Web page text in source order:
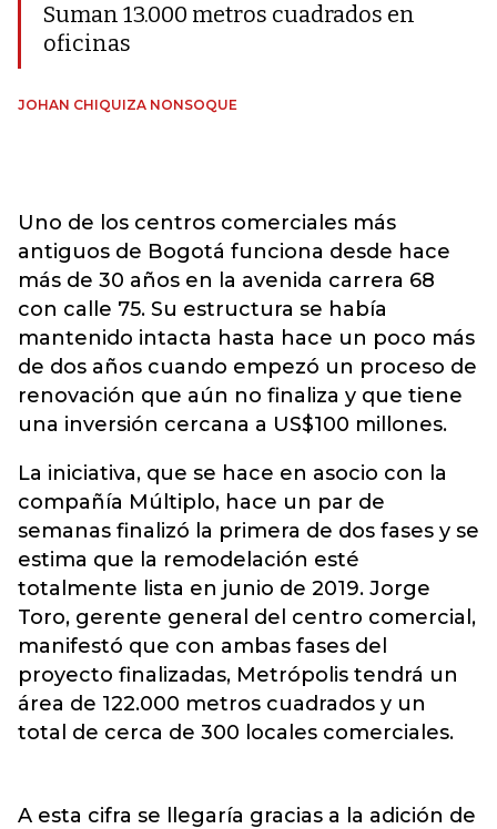
Suman 13.000 metros cuadrados en
oficinas
JOHAN CHIQUIZA NONSOQUE
Uno de los centros comerciales más
antiguos de Bogotá funciona desde hace
más de 30 años en la avenida carrera 68
con calle 75. Su estructura se había
mantenido intacta hasta hace un poco más
de dos años cuando empezó un proceso de
renovación que aún no finaliza y que tiene
una inversión cercana a US$100 millones.
La iniciativa, que se hace en asocio con la
compañía Múltiplo, hace un par de
semanas finalizó la primera de dos fases y se
estima que la remodelación esté
totalmente lista en junio de 2019. Jorge
Toro, gerente general del centro comercial,
manifestó que con ambas fases del
proyecto finalizadas, Metrópolis tendrá un
área de 122.000 metros cuadrados y un
total de cerca de 300 locales comerciales.
A esta cifra se llegaría gracias a la adición de